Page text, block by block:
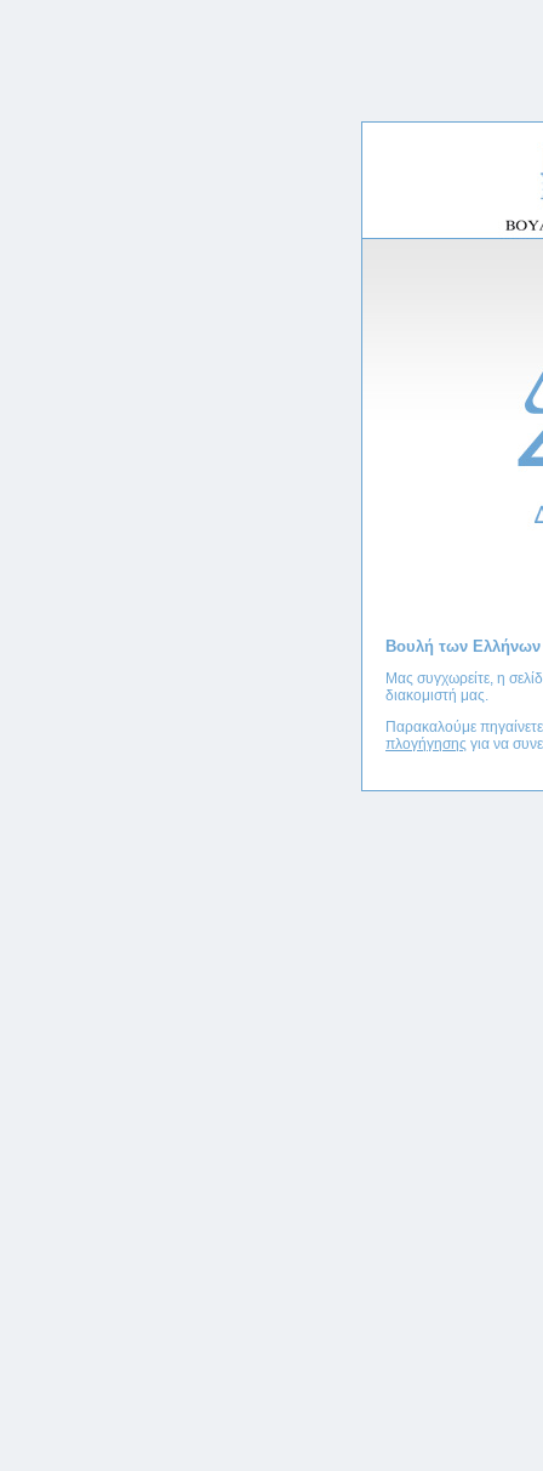
Βουλή των Ελλήνων
Μας συγχωρείτε, η
διακομιστή μας.
Παρακαλούμε
πλογήγησης για να